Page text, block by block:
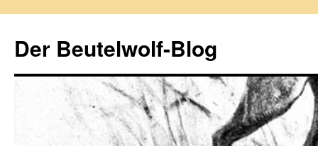
springen
Der Beutelwolf-Blog